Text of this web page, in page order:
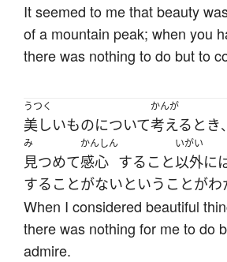
It seemed to me that beauty
of a mountain peak; when you
there was nothing to do but to
うつく
美しいものについて
かんが
考える とき、
み
見つめて
かんしん
感心 する こと
いがい
以外に
する ことがないという ことがわ
When I considered beautiful
there was nothing for me to do
admire.